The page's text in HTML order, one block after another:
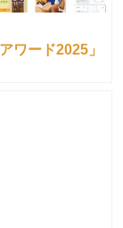
ワード2025」